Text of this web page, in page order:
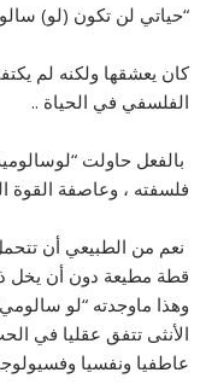
“حياتي لن تكون (لو)
كان يعشقها ولكنه لم
الفلسفي في الحياة ..
بالفعل حاولت
فلسفته ، وعاصفة القوة
نعم من الطبيعي أن
قطة مطيعة دون أن يخل
‏وهذا ماوجدته “لو
الأنثى تتفق عقليا في
عاطفيا ونفسيا